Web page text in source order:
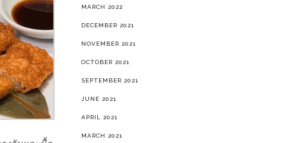
MARCH 2022
DECEMBER 2021
NOVEMBER 2021
OCTOBER 2021
SEPTEMBER 2021
JUNE 2021
APRIL 2021
MARCH 2021